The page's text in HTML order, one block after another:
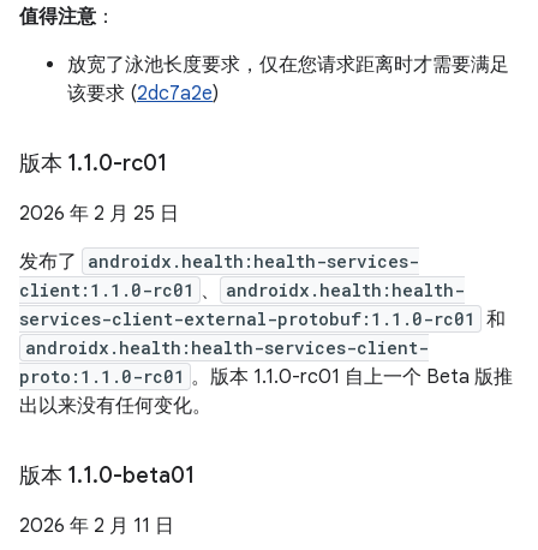
值得注意：
放宽了泳池长度要求，仅在您请求距离时才需要满足
该要求 (2dc7a2e)
版本 1.1.0-rc01
2026 年 2 月 25 日
发布了
androidx.health:health-services-
client:1.1.0-rc01 、
androidx.health:health-
services-client-external-protobuf:1.1.0-rc01
和
androidx.health:health-services-client-
proto:1.1.0-rc01 。版本 1.1.0-rc01 自上一个 Beta 版推
出以来没有任何变化。
版本 1.1.0-beta01
2026 年 2 月 11 日